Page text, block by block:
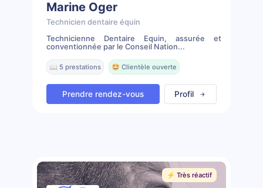
Marine Oger
Technicien dentaire équin
Technicienne Dentaire Equin, assurée et
conventionnée par le Conseil Nation...
📖 5 prestations 🤩 Clientèle ouverte
Prendre rendez-vous Profil
⚡️ Très réactif